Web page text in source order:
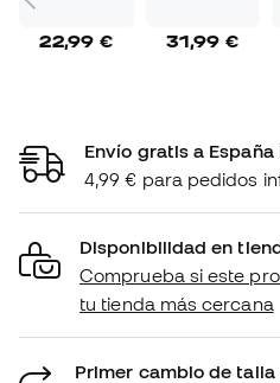
22,99 € 31,99 €
Envío gratis a
4,99 € para pedidos
Disponibilidad en
Comprueba si este
tu tienda más cercana
Primer cambio de talla